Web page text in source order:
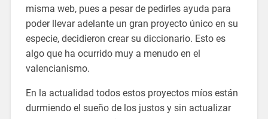
misma web, pues a pesar de pedirles ayuda para
poder llevar adelante un gran proyecto único en su
especie, decidieron crear su diccionario. Esto es
algo que ha ocurrido muy a menudo en el
valencianismo.
En la actualidad todos estos proyectos míos están
durmiendo el sueño de los justos y sin actualizar